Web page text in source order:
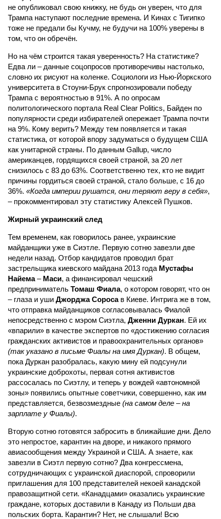
не опубликовал свою книжку, не будь он уверен, что для
Трампа наступают последние времена. И Кинах с Тигипко
тоже не предали бы Кучму, не будучи на 100% уверены в
том, что он обречён.
Но на чём строится такая уверенность? На статистике?
Едва ли – данные соцопросов противоречивы настолько,
словно их рисуют на коленке. Социологи из Нью-Йоркского
университета в Стоуни-Брук спрогнозировали победу
Трампа с вероятностью в 91%. А по опросам
политологического портала Real Clear Politics, Байден по
популярности среди избирателей опережает Трампа почти
на 9%. Кому верить? Между тем появляется и такая
статистика, от которой впору задуматься о будущем США
как унитарной страны. По данным Gallup, число
американцев, гордящихся своей страной, за 20 лет
снизилось с 83 до 63%. Соответственно тех, кто не видит
причины гордиться своей страной, стало больше, с 16 до
36%. «Когда империи рушатся, они теряют веру в себя»,
– прокомментировал эту статистику Алексей Пушков.
Жирный украинский след
Тем временем, как говорилось ранее, украинские
майданщики уже в Сиэтле. Первую сотню завезли две
недели назад. Отбор кандидатов проводил брат
застрельщика киевского майдана 2013 года Мустафы
Найема– Маси, а финансировал чешский
предприниматель Томаш Фиала, о котором говорят, что он
– глаза и уши Джорджа Соросав Киеве. Интрига же в том,
что отправка майданщиков согласовывалась Фиалой
непосредственно с мэром Сиэтла, Дженни Дуркан. Ей их
«впарили» в качестве экспертов по «достижению согласия
гражданских активистов и правоохранительных органов»
(так указано в письме Фиалы на имя Дуркан). В общем,
пока Дуркан разобралась, какую мину ей подсунули
украинские доброхоты, первая сотня активистов
рассосалась по Сиэтлу, и теперь у вождей «автономной
зоны» появились опытные советчики, совершенно, как им
представляется, безвозмездные (на самом деле – на
зарплате у Фиалы).
Вторую сотню готовятся забросить в ближайшие дни. Дело
это непростое, карантин на дворе, и никакого прямого
авиасообщения между Украиной и США. А знаете, как
завезли в Сиэтл первую сотню? Два конгрессмена,
сотрудничающих с украинской диаспорой, спроворили
приглашения для 100 представителей некоей канадской
правозащитной сети. «Канадцами» оказались украинские
граждане, которых доставили в Канаду из Польши два
польских борта. Карантин? Нет, не слышали! Всю